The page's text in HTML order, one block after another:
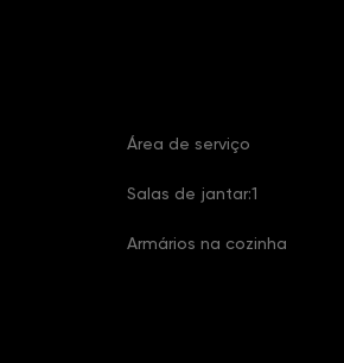
Área de serviço
Salas de jantar:1
Armários na cozinha